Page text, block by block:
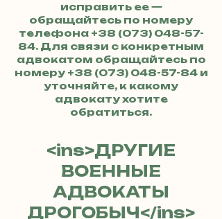
исправить ее —
обращайтесь по номеру
телефона +38 (073) 048-57-
84. Для связи с конкретным
адвокатом обращайтесь по
номеру +38 (073) 048-57-84и
уточняйте, к какому
адвокату хотите
обратиться.
<ins>ДРУГИЕ
ВОЕННЫЕ
АДВОКАТЫ
ДРОГОБЫЧ</ins>